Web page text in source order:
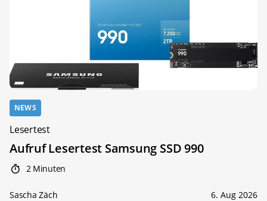
NEWS
Lesertest
Aufruf Lesertest Samsung SSD 990
2 Minuten
Sascha Zäch 6. Aug 2026